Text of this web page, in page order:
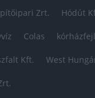
Zrt. Hódút
Colas
Kft. West